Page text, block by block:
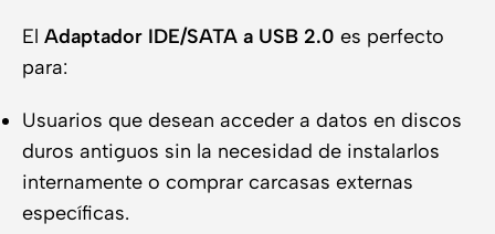
El Adaptador IDE/SATA a USB 2.0 es perfecto
para:
Usuarios que desean acceder a datos en discos
duros antiguos sin la necesidad de instalarlos
internamente o comprar carcasas externas
específicas.